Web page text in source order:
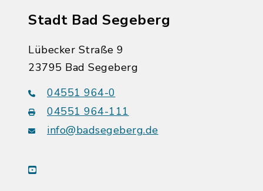
Stadt Bad Segeberg
Lübecker Straße 9
23795 Bad Segeberg
04551 964-0
04551 964-111
info@badsegeberg.de
youtube